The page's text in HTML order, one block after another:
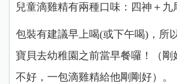
兒童滴雞精有兩種口味：四神＋九
包裝有建議早上喝(或下午喝)，所
寶貝去幼稚園之前當早餐囉！（剛
不好，一包滴雞精給他剛剛好）。